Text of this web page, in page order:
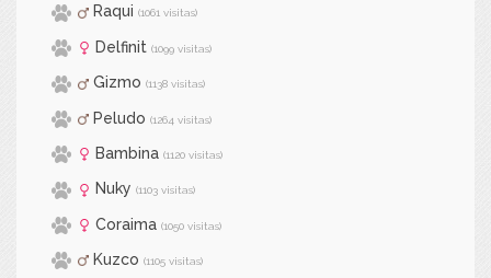
Raqui (1061 visitas)
Delfinit (1099 visitas)
Gizmo (1138 visitas)
Peludo (1264 visitas)
Bambina (1120 visitas)
Nuky (1103 visitas)
Coraima (1050 visitas)
Kuzco (1105 visitas)